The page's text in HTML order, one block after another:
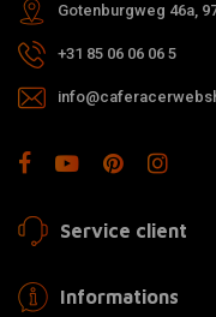
Gotenburgweg 46a,
+31 85 06 06 06 5
Service client
Informations